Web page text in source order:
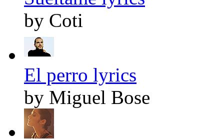
by Coti
El perro lyrics
by Miguel Bose